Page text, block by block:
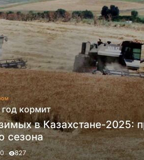
кормит
в Казахстане-2025:
сезона
827